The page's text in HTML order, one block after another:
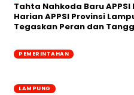
Tahta Nahkoda Baru
Harian APPSI Provinsi
Tegaskan Peran dan
PEMERINTAHAN
LAMPUNG